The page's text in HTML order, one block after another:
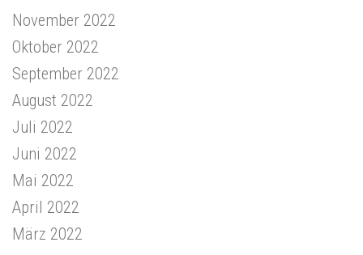
November 2022
Oktober 2022
September 2022
August 2022
Juli 2022
Juni 2022
Mai 2022
April 2022
März 2022